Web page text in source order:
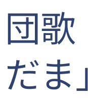
団歌
だま